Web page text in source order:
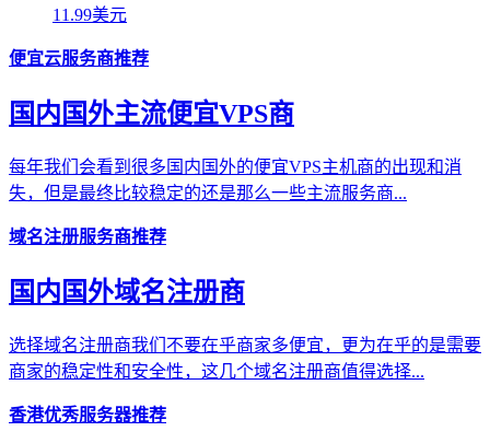
11.99美元
便宜云服务商推荐
国内国外主流便宜VPS商
每年我们会看到很多国内国外的便宜VPS主机商的出现和消
失，但是最终比较稳定的还是那么一些主流服务商...
域名注册服务商推荐
国内国外域名注册商
选择域名注册商我们不要在乎商家多便宜，更为在乎的是需要
商家的稳定性和安全性，这几个域名注册商值得选择...
香港优秀服务器推荐